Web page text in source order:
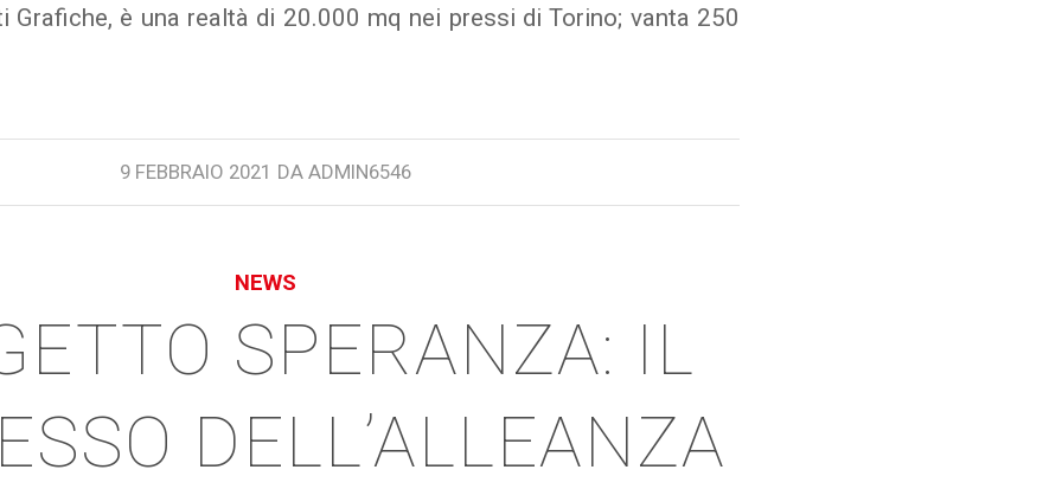
Grafiche, è una realtà di 20.000 mq nei pressi di Torino; vanta 250
9 FEBBRAIO 2021 DA ADMIN6546
NEWS
SPERANZA: IL
DELL’ALLEANZA